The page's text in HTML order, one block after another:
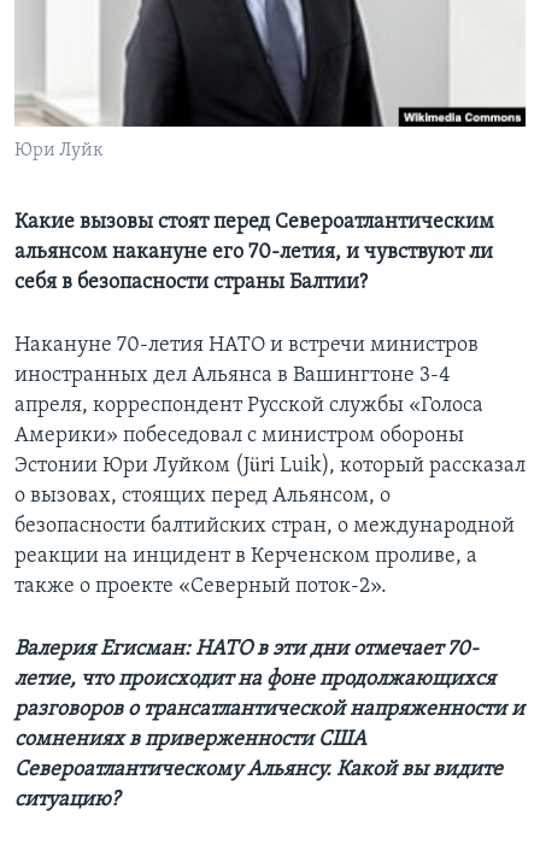
Learning English
СОЦИАЛЬНЫЕ СЕТИ
Языки
Юри Луйк
Какие вызовы стоят перед Североатлантическим
альянсом накануне его 70-летия, и чувствуют ли
себя в безопасности страны Балтии?
Накануне 70-летия НАТО и встречи министров
иностранных дел Альянса в Вашингтоне 3-4
апреля, корреспондент Русской службы «Голоса
Америки» побеседовал с министром обороны
Эстонии Юри Луйком (Jüri Luik), который рассказал
о вызовах, стоящих перед Альянсом, о
безопасности балтийских стран, о международной
реакции на инцидент в Керченском проливе, а
также о проекте «Северный поток-2».
Валерия Егисман: НАТО в эти дни отмечает 70-
летие, что происходит на фоне продолжающихся
разговоров о трансатлантической напряженности и
сомнениях в приверженности США
Североатлантическому Альянсу. Какой вы видите
ситуацию?